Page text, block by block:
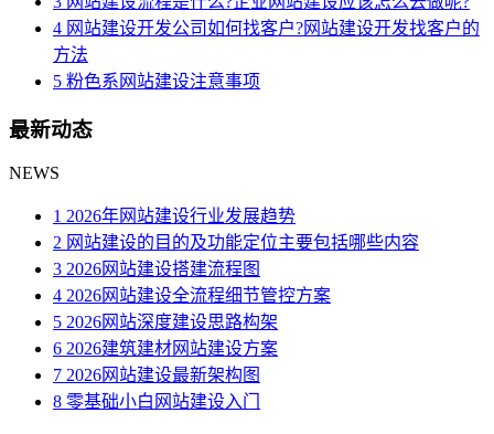
4 网站建设开发公司如何找客户?网站建设开发找客户的
方法
5 粉色系网站建设注意事项
最新动态
NEWS
1 2026年网站建设行业发展趋势
2 网站建设的目的及功能定位主要包括哪些内容
3 2026网站建设搭建流程图
4 2026网站建设全流程细节管控方案
5 2026网站深度建设思路构架
6 2026建筑建材网站建设方案
7 2026网站建设最新架构图
8 零基础小白网站建设入门